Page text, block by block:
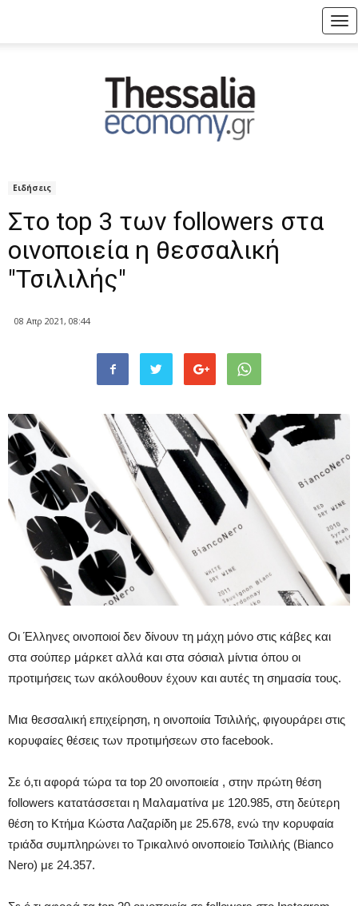
Ειδήσεις
Στο top 3 των followers στα
οινοποιεία η θεσσαλική
"Τσιλιλής"
08 Απρ 2021, 08:44
Οι Έλληνες οινοποιοί δεν δίνουν τη μάχη μόνο στις κάβες και
στα σούπερ μάρκετ αλλά και στα σόσιαλ μίντια όπου οι
προτιμήσεις των ακόλουθουν έχουν και αυτές τη σημασία τους.
Μια θεσσαλική επιχείρηση, η οινοποιία Τσιλιλής, φιγουράρει στις
κορυφαίες θέσεις των προτιμήσεων στο facebook.
Σε ό,τι αφορά τώρα τα top 20 οινοποιεία , στην πρώτη θέση
followers κατατάσσεται η Μαλαματίνα με 120.985, στη δεύτερη
θέση το Κτήμα Κώστα Λαζαρίδη με 25.678, ενώ την κορυφαία
τριάδα συμπληρώνει το Τρικαλινό οινοποιείο Τσιλιλής (Bianco
Nero) με 24.357.